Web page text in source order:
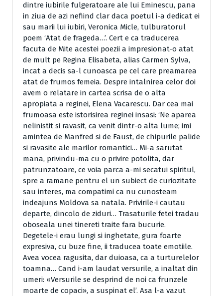
dintre iubirile fulgeratoare ale lui Eminescu, pana
in ziua de azi nefiind clar daca poetul i-a dedicat ei
sau marii lui iubiri, Veronica Micle, tulburatorul
poem ‘Atat de frageda…’. Cert e ca traducerea
facuta de Mite acestei poezii a impresionat-o atat
de mult pe Regina Elisabeta, alias Carmen Sylva,
incat a decis sa-l cunoasca pe cel care preamarea
atat de frumos femeia. Despre intalnirea celor doi
avem o relatare in cartea scrisa de o alta
apropiata a reginei, Elena Vacarescu. Dar cea mai
frumoasa este istorisirea reginei insasi: ‘Ne aparea
nelinistit si ravasit, ca venit dintr-o alta lume; imi
amintea de Manfred si de Faust, de chipurile palide
si ravasite ale marilor romantici… Mi-a sarutat
mana, privindu-ma cu o privire potolita, dar
patrunzatoare, ce voia parca a-mi secatui spiritul,
spre a ramane pentru el un subiect de curiozitate
sau interes, ma compatimi ca nu cunosteam
indeajuns Moldova sa natala. Privirile-i cautau
departe, dincolo de ziduri… Trasaturile fetei tradau
oboseala unei tinereti traite fara bucurie.
Degetele-i erau lungi si inghetate, gura foarte
expresiva, cu buze fine, ii traducea toate emotiile.
Avea vocea ragusita, dar duioasa, ca a turturelelor
toamna… Cand i-am laudat versurile, a inaltat din
umeri: «Versurile se desprind de noi ca frunzele
moarte de copaci», a suspinat el’. Asa l-a vazut